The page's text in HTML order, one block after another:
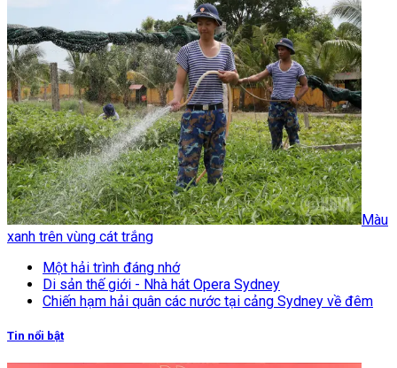
Màu
xanh trên vùng cát trắng
Một hải trình đáng nhớ
Di sản thế giới - Nhà hát Opera Sydney
Chiến hạm hải quân các nước tại cảng Sydney về đêm
Tin nổi bật